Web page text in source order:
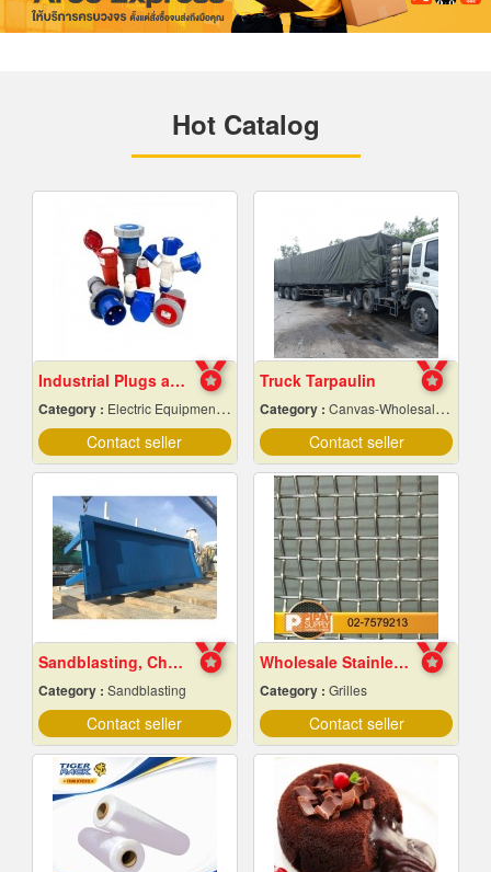
Hot Catalog
Industrial Plugs and Sockets in Pattaya, Chonburi
Category : Electric Equipment & Supplies-Wholesale & Manufacturers
Contact seller
Truck Tarpaulin
Category : Canvas-Wholesale & Manufacturers
Contact seller
Sandblasting, Chonburi
Category : Sandblasting
Contact seller
Wholesale Stainless Steel Wire Netting
Category : Grilles
Contact seller